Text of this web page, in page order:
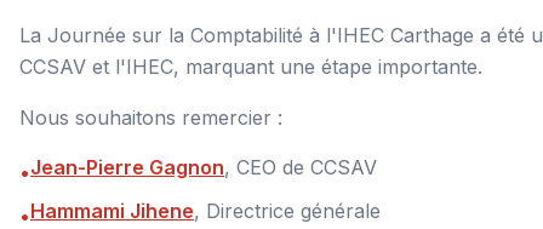
La Journée sur la Comptabilité à l'IHEC Carthage a été
CCSAV et l'IHEC, marquant une étape importante.
Nous souhaitons remercier :
•Jean-Pierre Gagnon, CEO de CCSAV
•Hammami Jihene, Directrice générale